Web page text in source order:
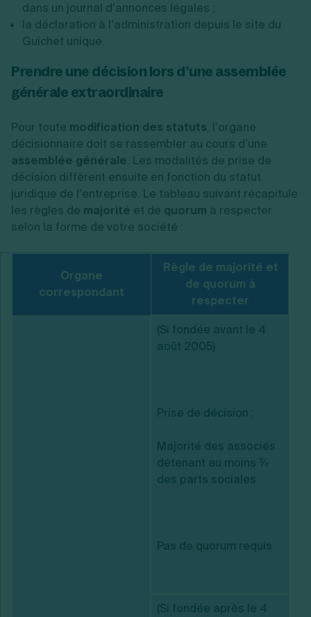
dans un journal d’annonces légales ;
la déclaration à l’administration depuis le site du
Guichet unique.
Prendre une décision lors d’une assemblée
générale extraordinaire
Pour toute modification des statuts, l’organe
décisionnaire doit se rassembler au cours d’une
assemblée générale. Les modalités de prise de
décision diffèrent ensuite en fonction du statut
juridique de l’entreprise. Le tableau suivant récapitule
les règles de majorité et de quorum à respecter
selon la forme de votre société :
Organe
correspondant
Règle de majorité et
de quorum à
respecter
(Si fondée avant le 4
août 2005)
Prise de décision :
Majorité des associés
détenant au moins ¾
des parts sociales
Pas de quorum requis
(Si fondée après le 4